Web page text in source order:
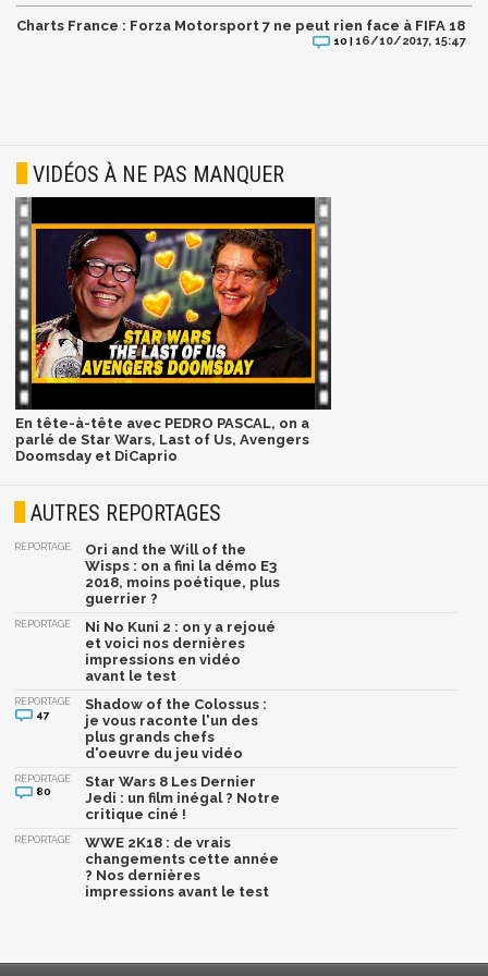
Charts France : Forza Motorsport 7 ne peut rien face à FIFA 18
10 | 16/10/2017, 15:47
VIDÉOS À NE PAS MANQUER
En tête-à-tête avec PEDRO PASCAL, on a
parlé de Star Wars, Last of Us, Avengers
Doomsday et DiCaprio
AUTRES REPORTAGES
REPORTAGE
Ori and the Will of the
Wisps : on a fini la démo E3
2018, moins poétique, plus
guerrier ?
REPORTAGE
Ni No Kuni 2 : on y a rejoué
et voici nos dernières
impressions en vidéo
avant le test
REPORTAGE
47
Shadow of the Colossus :
je vous raconte l'un des
plus grands chefs
d'oeuvre du jeu vidéo
REPORTAGE
80
Star Wars 8 Les Dernier
Jedi : un film inégal ? Notre
critique ciné !
REPORTAGE
WWE 2K18 : de vrais
changements cette année
? Nos dernières
impressions avant le test